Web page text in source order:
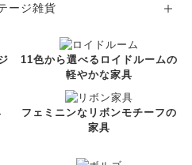
ージ雑貨
11色から選べるロイドルームの
軽やかな家具
フェミニンなリボンモチーフの
家具